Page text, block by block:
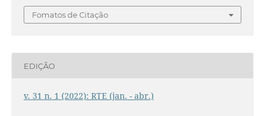
Fomatos de Citação
EDIÇÃO
v. 31 n. 1 (2022): RTE (jan. - abr.)